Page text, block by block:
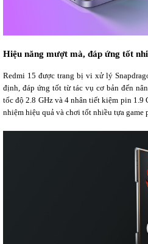
Hiệu năng mượt mà, đáp ứng tốt
Redmi 15 được trang bị vi xử lý
định, đáp ứng tốt từ tác vụ cơ bản đến
tốc độ 2.8 GHz và 4 nhân tiết kiệm pin 1.9
nhiệm hiệu quả và chơi tốt nhiều tựa game